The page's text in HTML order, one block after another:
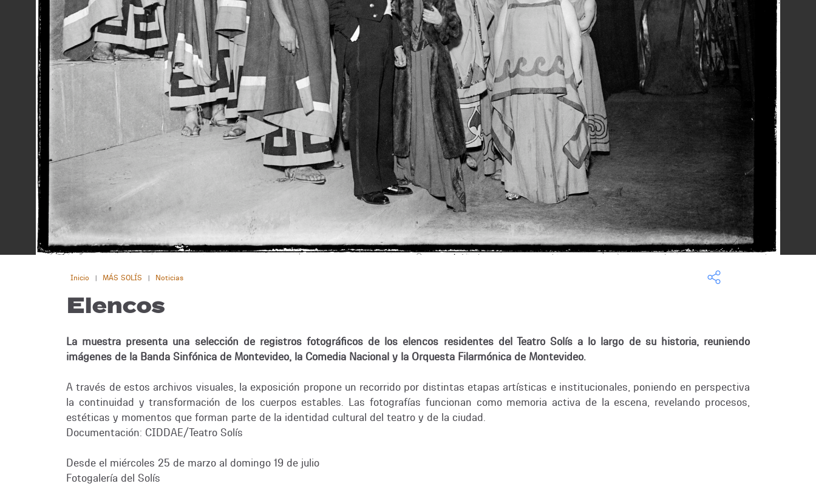
Inicio MÁS SOLÍS Noticias
Elencos
La muestra presenta una selección de registros fotográficos de los elencos residentes del Teatro Solís a lo largo de su historia, reuniendo
imágenes de la Banda Sinfónica de Montevideo, la Comedia Nacional y la Orquesta Filarmónica de Montevideo.
A través de estos archivos visuales, la exposición propone un recorrido por distintas etapas artísticas e institucionales, poniendo en perspectiva
la continuidad y transformación de los cuerpos estables. Las fotografías funcionan como memoria activa de la escena, revelando procesos,
estéticas y momentos que forman parte de la identidad cultural del teatro y de la ciudad.
Documentación: CIDDAE/Teatro Solís
Desde el miércoles 25 de marzo al domingo 19 de julio
Fotogalería del Solís